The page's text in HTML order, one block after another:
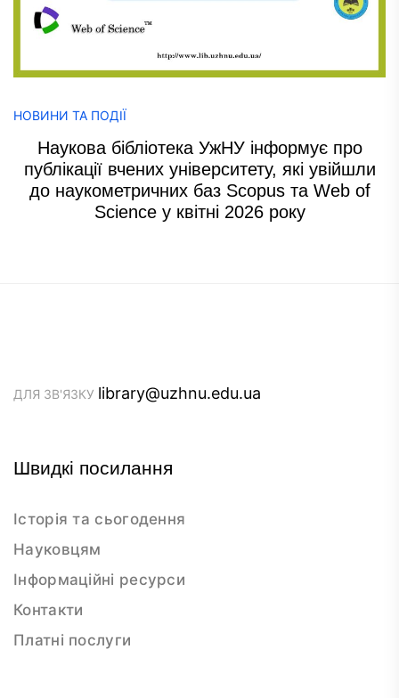
НОВИНИ ТА ПОДІЇ
Наукова бібліотека УжНУ інформує про
публікації вчених університету, які увійшли
до наукометричних баз Scopus та Web of
Science у квітні 2026 року
ДЛЯ ЗВ'ЯЗКУ library@uzhnu.edu.ua
Швидкі посилання
Історія та сьогодення
Науковцям
Інформаційні ресурси
Контакти
Платні послуги